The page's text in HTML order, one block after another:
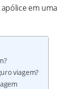
em uma
viagem?